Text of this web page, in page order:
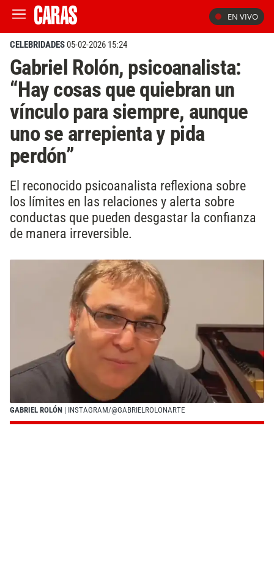
EN VIVO
CELEBRIDADES05-02-2026 15:24
Gabriel Rolón, psicoanalista:
“Hay cosas que quiebran un
vínculo para siempre, aunque
uno se arrepienta y pida
perdón”
El reconocido psicoanalista reflexiona sobre
los límites en las relaciones y alerta sobre
conductas que pueden desgastar la confianza
de manera irreversible.
GABRIEL ROLÓN | INSTAGRAM/@GABRIELROLONARTE